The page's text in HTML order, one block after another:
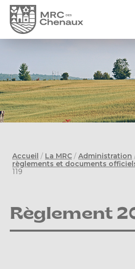
Accueil / La MRC / Administration
règlements et documents
119
Règlement